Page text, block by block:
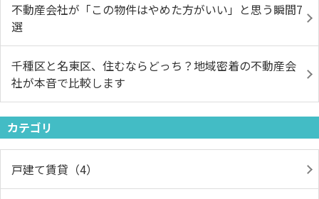
不動産会社が「この物件はやめた方がいい」と思う瞬間7
選
千種区と名東区、住むならどっち？地域密着の不動産会
社が本音で比較します
カテゴリ
戸建て賃貸（4）